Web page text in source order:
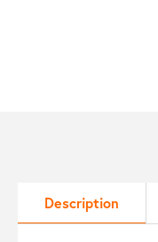
Description